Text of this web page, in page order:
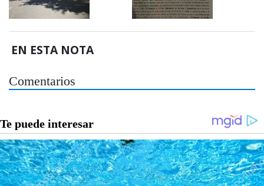
EN ESTA NOTA
Comentarios